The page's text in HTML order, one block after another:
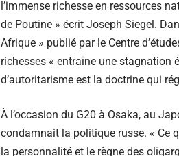
l’immense richesse en ressources
de Poutine » écrit Joseph Siegel.
Afrique » publié par le Centre
richesses « entraîne une stagnation
d’autoritarisme est la doctrine qui
À l’occasion du G20 à Osaka, au
condamnait la politique russe. « Ce
la personnalité et le règne des